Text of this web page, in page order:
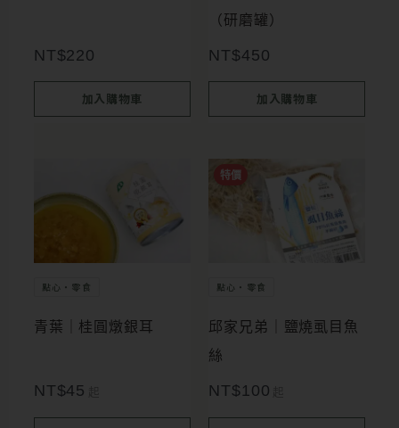
NT$220
加入購物車
（研磨罐）
NT$450
加入購物車
點心・零食
青葉｜桂圓燉銀耳
NT$45
產
多
可
點心・零食
特價
邱家兄弟｜鹽燒虱目魚
絲
NT$100
此
產
多
可